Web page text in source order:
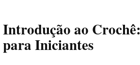
Introdução ao
para Iniciantes